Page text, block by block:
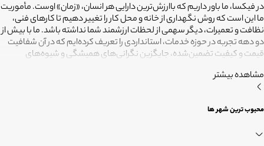
در فیکسا، ما باور داریم که باارزش‌ترین دارایی هر انسان، «زمان» اوست. مأموریت
ما این است که روش نگهداری از خانه و محل کار را تغییر دهیم تا کارهای فنی،
نظافت و تعمیرات، دیگر سهمی از لحظات ارزشمند شما نداشته باشد. ما با بیش از
دو دهه تجربه در حوزه خدمات، استانداردی را تعریف کرده‌ایم که در آن شفافیت
قیمت و کیفیت تضمین‌شده، جایگزین نگرانی‌های همیشگی و شیوه‌های
متخصصانی بسپاریم که از فیلترهای سخت‌گیرانه رد شده‌اند تا نتیجه نهایی،
دقیقاً همان فضای امن و بی‌دغدغه‌ای باشد که همیشه برای آرامش خود
آنکه شما فرصت بیشتری برای زندگی کردن داشته باشید؛ فیکسا، زمانی برای
مشاهده بیشتر
محبوب ترین شهر ها